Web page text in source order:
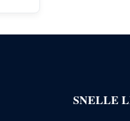
SNELLE